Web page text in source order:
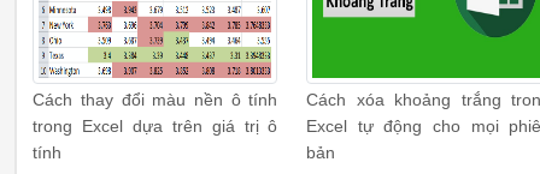
Cách thay đổi màu nền ô tính
trong Excel dựa trên giá trị ô
tính
Cách xóa khoảng trắng
Excel tự động cho mọi
bản